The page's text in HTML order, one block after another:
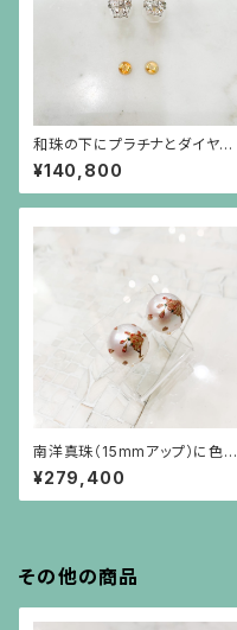
和珠の下にプラチナとダイヤモ
ンドのリボンのピアス（18金ポス
ト）
¥140,800
南洋真珠（15mmアップ）に色蒔
絵で桜を描いたイヤリング（K18
金具）
¥279,400
その他の商品